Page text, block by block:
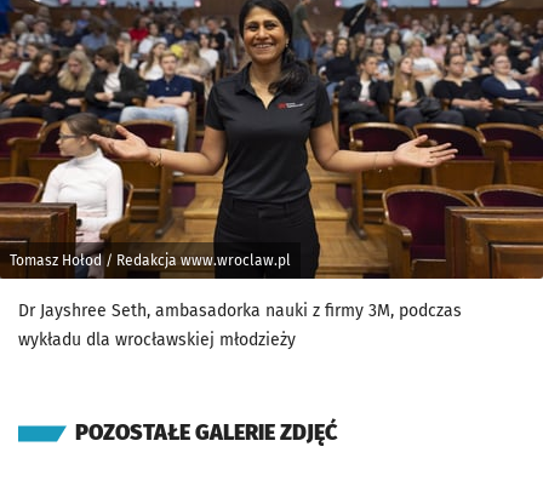
Tomasz Hołod / Redakcja www.wroclaw.pl
Dr Jayshree Seth, ambasadorka nauki z firmy 3M, podczas
wykładu dla wrocławskiej młodzieży
POZOSTAŁE GALERIE ZDJĘĆ